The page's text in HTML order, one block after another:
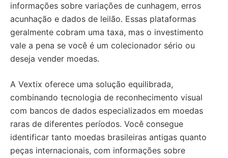
informações sobre variações de cunhagem, erros
acunhação e dados de leilão. Essas plataformas
geralmente cobram uma taxa, mas o investimento
vale a pena se você é um colecionador sério ou
deseja vender moedas.
A Vextix oferece uma solução equilibrada,
combinando tecnologia de reconhecimento visual
com bancos de dados especializados em moedas
raras de diferentes períodos. Você consegue
identificar tanto moedas brasileiras antigas quanto
peças internacionais, com informações sobre